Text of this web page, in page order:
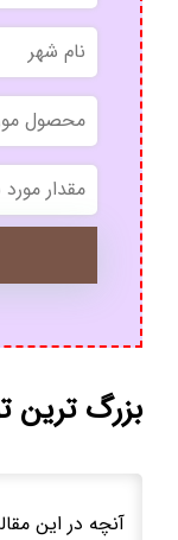
*
*
بزرگ ترین
آنچه در این